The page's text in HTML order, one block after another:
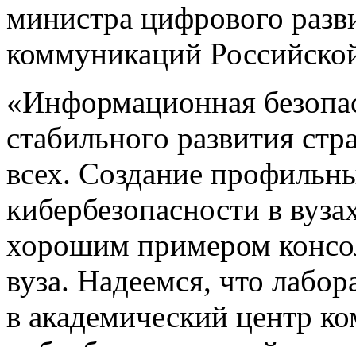
министра цифрового
коммуникаций
«Информационная
стабильного развития
всех. Создание
кибербезопасности в
хорошим примером
вуза. Надеемся, что
в академический центр